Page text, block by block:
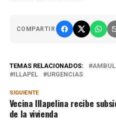
COMPARTIR
TEMAS RELACIONADOS:
ILLAPEL
URGENCIAS
SIGUIENTE
Vecina Illapelina recibe
de la vivienda